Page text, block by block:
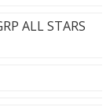
ALL STARS